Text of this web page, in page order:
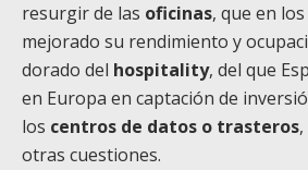
resurgir de las oficinas, que en
mejorado su rendimiento y
dorado del hospitality, del que
en Europa en captación de
los centros de datos o trasteros
otras cuestiones.